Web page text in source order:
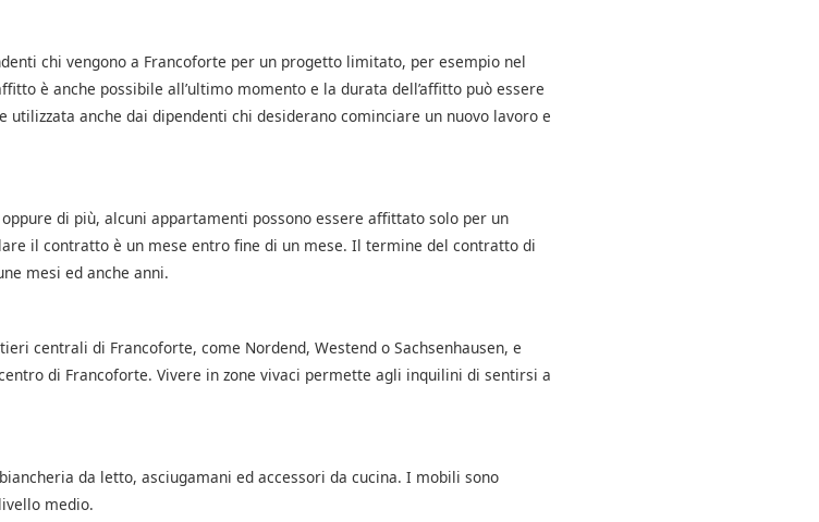
chi vengono a Francoforte per un progetto limitato, per esempio nel
è anche possibile all’ultimo momento e la durata dell’affitto può essere
anche dai dipendenti chi desiderano cominciare un nuovo lavoro e
di più, alcuni appartamenti possono essere affittato solo per un
il contratto è un mese entro fine di un mese. Il termine del contratto di
mesi ed anche anni.
centrali di Francoforte, come Nordend, Westend o Sachsenhausen, e
di Francoforte. Vivere in zone vivaci permette agli inquilini di sentirsi a
da letto, asciugamani ed accessori da cucina. I mobili sono
medio.